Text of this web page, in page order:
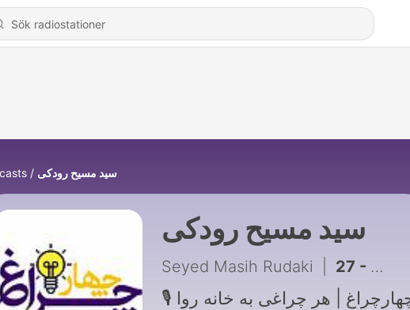
سید مسیح رودکی
سید مسیح رودکی
Seyed Masih Rudaki
🎙 چهارچراغ | هر چراغی به خانه روا